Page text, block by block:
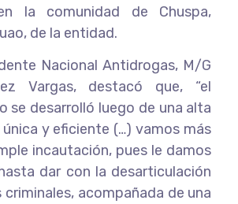
la comunidad de Chuspa,
de la entidad.
Nacional Antidrogas, M/G
Vargas, destacó que, “el
se desarrolló luego de una alta
y eficiente (…) vamos más
incautación, pues le damos
dar con la desarticulación
criminales, acompañada de una